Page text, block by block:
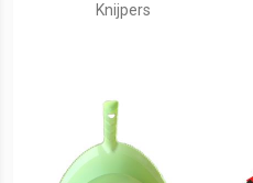
Knijpers